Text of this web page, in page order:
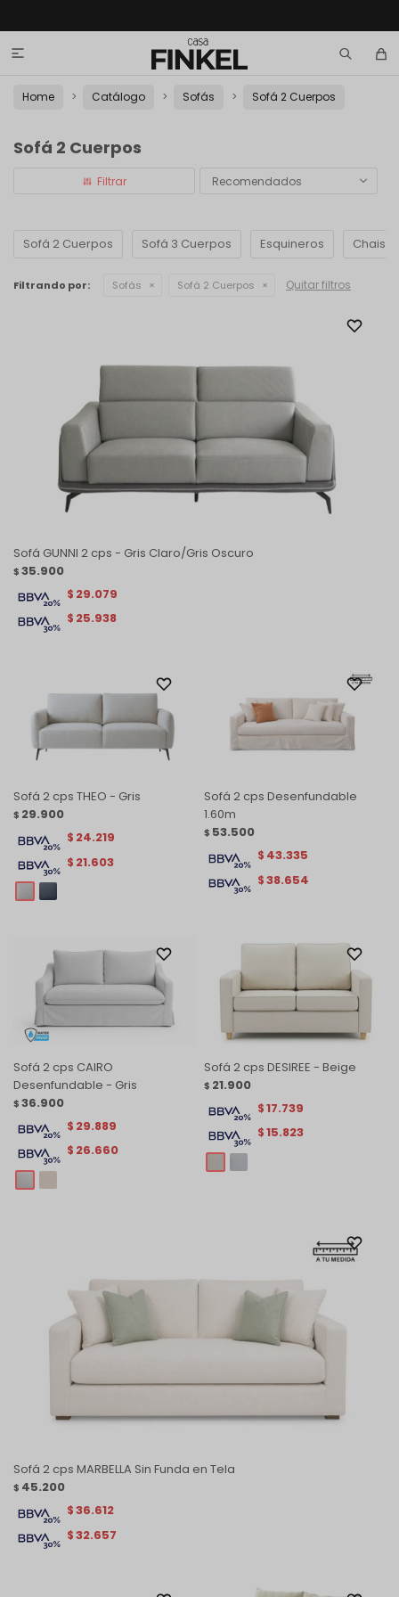

Home Catálogo Sofás Sofá 2 Cuerpos
Sofá 2 Cuerpos
Recomendados
Sofá 2 Cuerpos Sofá 3 Cuerpos Esquineros Chaise
Filtrando por: Sofás Sofá 2 Cuerpos Quitar filtros
Sofá GUNNI 2 cps - Gris Claro/Gris Oscuro
$ 35.900
$ 25.938
$ 29.079
Sofá 2 cps THEO - Gris
$ 29.900
$ 21.603
$ 24.219
Sofá 2 cps Desenfundable
1.60m
$ 53.500
$38.654
$ 43.335
Sofá 2 cps CAIRO
Desenfundable - Gris
$ 36.900
$ 26.660
$ 29.889
Sofá 2 cps DESIREE - Beige
$ 21.900
$15.823
$17.739
Sofá 2 cps MARBELLA Sin Funda en Tela
$ 45.200
$32.657
$36.612